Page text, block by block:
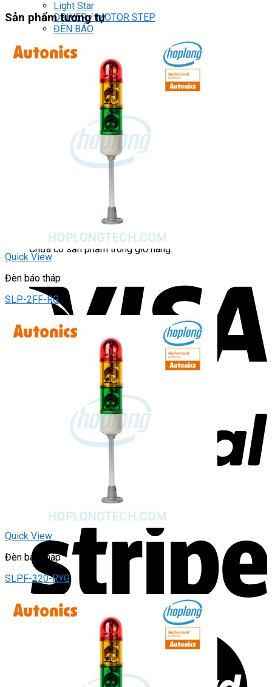
Light Star
DRIVER / MOTOR STEP
ĐÈN BÁO
Đèn báo tháp
Đèn báo khác
CHUYỂN MẠCH / NÚT NHẤN
Chuyển mạch có khóa
Công tắc dừng khẩn
Nút nhấn
Phích cắm / Ổ cắm / Công tắc
Can nhiệt
Chưa có sản phẩm trong giỏ hàng.
Sản phẩm tương tự
Quick View
Đèn báo tháp
SLP-2FF-RG
Quick View
Đèn báo tháp
SLPF-320-RYG